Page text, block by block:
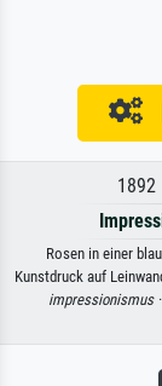
Rosen in einer
Kunstdruck auf
impressionismus ·